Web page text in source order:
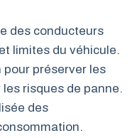
des conducteurs
limites du véhicule.
pour préserver les
risques de panne.
des